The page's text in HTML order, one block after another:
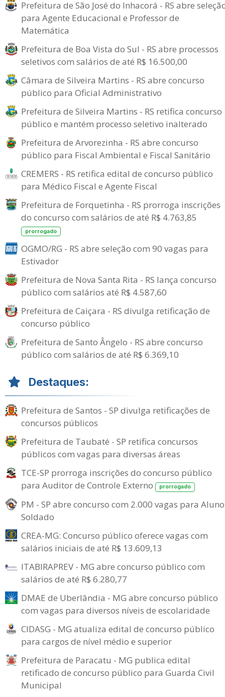
Prefeitura de São José do Inhacorá - RS abre
para Agente Educacional e Professor de
Matemática
Prefeitura de Boa Vista do Sul - RS abre processos
seletivos com salários de até R$ 16.500,00
Câmara de Silveira Martins - RS abre concurso
público para Oficial Administrativo
Prefeitura de Silveira Martins - RS retifica concurso
público e mantém processo seletivo inalterado
Prefeitura de Arvorezinha - RS abre concurso
público para Fiscal Ambiental e Fiscal Sanitário
CREMERS - RS retifica edital de concurso público
para Médico Fiscal e Agente Fiscal
Prefeitura de Forquetinha - RS prorroga inscrições
do concurso com salários de até R$ 4.763,85
prorrogado
OGMO/RG - RS abre seleção com 90 vagas para
Estivador
Prefeitura de Nova Santa Rita - RS lança concurso
público com salários até R$ 4.587,60
Prefeitura de Caiçara - RS divulga retificação de
concurso público
Prefeitura de Santo Ângelo - RS abre concurso
público com salários de até R$ 6.369,10
Destaques:
Prefeitura de Santos - SP divulga retificações de
concursos públicos
Prefeitura de Taubaté - SP retifica concursos
públicos com vagas para diversas áreas
TCE-SP prorroga inscrições do concurso público
para Auditor de Controle Externo
prorrogado
PM - SP abre concurso com 2.000 vagas para
Soldado
CREA-MG: Concurso público oferece vagas com
salários iniciais de até R$ 13.609,13
ITABIRAPREV - MG abre concurso público com
salários de até R$ 6.280,77
DMAE de Uberlândia - MG abre concurso público
com vagas para diversos níveis de escolaridade
CIDASG - MG atualiza edital de concurso público
para cargos de nível médio e superior
Prefeitura de Paracatu - MG publica edital
retificado de concurso público para Guarda Civil
Municipal